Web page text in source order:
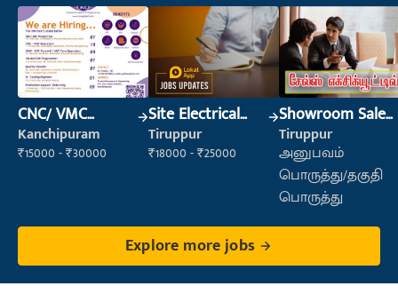
CNC/ VMC
Operator
Kanchipuram
₹15000 - ₹30000
Site Electrical
Engineer
Tiruppur
₹18000 - ₹25000
Showroom Sales
Executive (Retail
Sales)
Tiruppur
அனுபவம்
பொருத்து/தகுதி
பொருத்து
Explore more jobs